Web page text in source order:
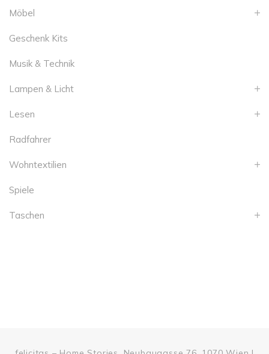
Möbel
Geschenk Kits
Musik & Technik
Lampen & Licht
Lesen
Radfahrer
Wohntextilien
Spiele
Taschen